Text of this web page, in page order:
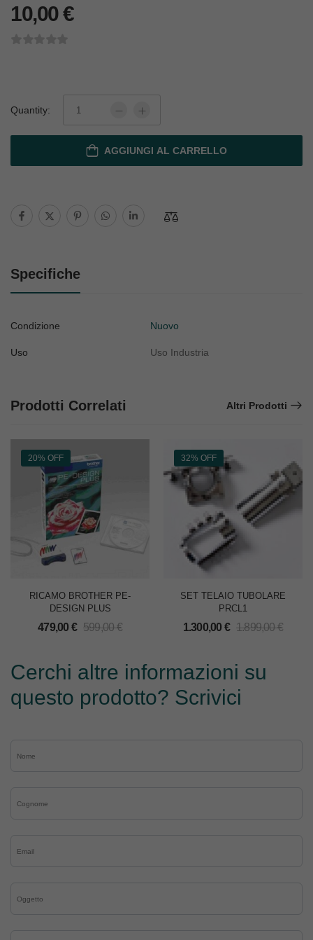
10,00€
Quantity:
AGGIUNGI AL CARRELLO
Specifiche
Condizione Nuovo
Uso Uso Industria
Prodotti Correlati Altri Prodotti
20% OFF
RICAMO BROTHER PE-
DESIGN PLUS
479,00 € 599,00€
32% OFF
SET TELAIO TUBOLARE
PRCL1
1.300,00 € 1.899,00€
Cerchi altre informazioni su
questo prodotto? Scrivici